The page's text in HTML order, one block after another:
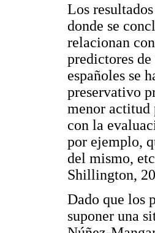
Los
donde se
relacionan
predictores
españoles se
preservativo
menor actitud
con la
por ejemplo,
del mismo,
Shillington,
Dado que los
suponer una